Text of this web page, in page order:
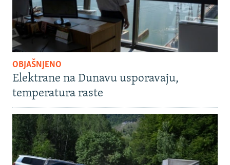
OBJAŠNJENO
Elektrane na Dunavu usporavaju,
temperatura raste